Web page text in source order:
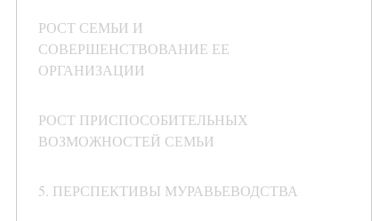
РОСТ СЕМЬИ И
СОВЕРШЕНСТВОВАНИЕ ЕЕ
ОРГАНИЗАЦИИ
РОСТ ПРИСПОСОБИТЕЛЬНЫХ
ВОЗМОЖНОСТЕЙ СЕМЬИ
5. ПЕРСПЕКТИВЫ МУРАВЬЕВОДСТВА